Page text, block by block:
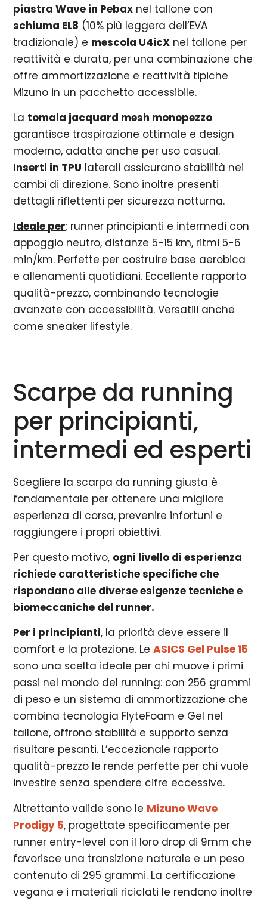
piastra Wave in Pebax nel tallone con
schiuma EL8 (10% più leggera dell’EVA
tradizionale) e mescola U4icX nel tallone per
reattività e durata, per una combinazione che
offre ammortizzazione e reattività tipiche
Mizuno in un pacchetto accessibile.
La tomaia jacquard mesh monopezzo
garantisce traspirazione ottimale e design
moderno, adatta anche per uso casual.
Inserti in TPU laterali assicurano stabilità nei
cambi di direzione. Sono inoltre presenti
dettagli riflettenti per sicurezza notturna.
Ideale per: runner principianti e intermedi con
appoggio neutro, distanze 5-15 km, ritmi 5-6
min/km. Perfette per costruire base aerobica
e allenamenti quotidiani. Eccellente rapporto
qualità-prezzo, combinando tecnologie
avanzate con accessibilità. Versatili anche
come sneaker lifestyle.
Scarpe da running
per principianti,
intermedi ed esperti
Scegliere la scarpa da running giusta è
fondamentale per ottenere una migliore
esperienza di corsa, prevenire infortuni e
raggiungere i propri obiettivi.
Per questo motivo, ogni livello di esperienza
richiede caratteristiche specifiche che
rispondano alle diverse esigenze tecniche e
biomeccaniche del runner.
Per i principianti, la priorità deve essere il
comfort e la protezione. LeASICS Gel Pulse 15
sono una scelta ideale per chi muove i primi
passi nel mondo del running: con 256 grammi
di peso e un sistema di ammortizzazione che
combina tecnologia FlyteFoam e Gel nel
tallone, offrono stabilità e supporto senza
risultare pesanti. L’eccezionale rapporto
qualità-prezzo le rende perfette per chi vuole
investire senza spendere cifre eccessive.
Altrettanto valide sono le Mizuno Wave
Prodigy 5, progettate specificamente per
runner entry-level con il loro drop di 9mm che
favorisce una transizione naturale e un peso
contenuto di 295 grammi. La certificazione
vegana e i materiali riciclati le rendono inoltre